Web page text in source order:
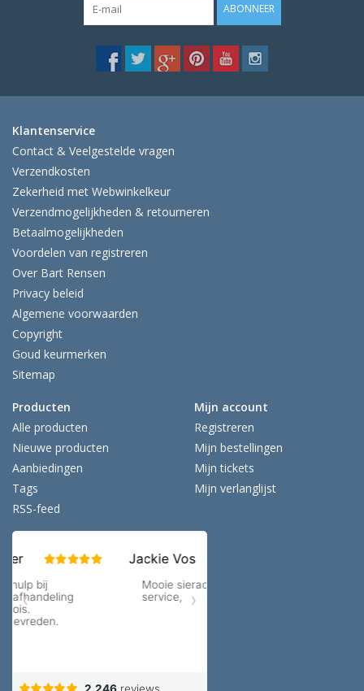
ABONNEER
Klantenservice
Contact & Veelgestelde vragen
Verzendkosten
Zekerheid met Webwinkelkeur
Verzendmogelijkheden & retourneren
Betaalmogelijkheden
Voordelen van registreren
Over Bart Rensen
Privacy beleid
Algemene voorwaarden
Copyright
Goud keurmerken
Sitemap
Producten
Alle producten
Nieuwe producten
Aanbiedingen
Tags
RSS-feed
Mijn account
Registreren
Mijn bestellingen
Mijn tickets
Mijn verlanglijst